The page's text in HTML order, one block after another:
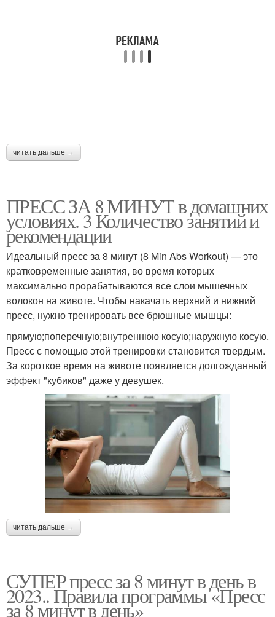
читать дальше →
ПРЕСС ЗА 8 МИНУТ в домашних
условиях. 3 Количество занятий и
рекомендации
Идеальный пресс за 8 минут (8 Min Abs Workout) — это
кратковременные занятия, во время которых
максимально прорабатываются все слои мышечных
волокон на животе. Чтобы накачать верхний и нижний
пресс, нужно тренировать все брюшные мышцы:
прямую;поперечную;внутреннюю косую;наружную косую.
Пресс с помощью этой тренировки становится твердым.
За короткое время на животе появляется долгожданный
эффект "кубиков" даже у девушек.
читать дальше →
СУПЕР пресс за 8 минут в день в
2023.. Правила программы «Пресс
за 8 минут в день»